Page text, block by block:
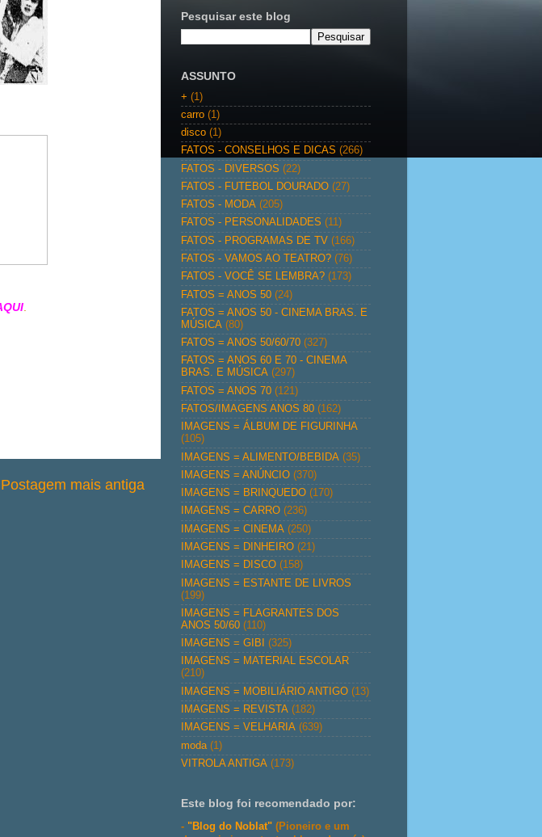
.
Postagem mais antiga
Pesquisar este blog
ASSUNTO
+ (1)
carro (1)
disco (1)
FATOS - CONSELHOS E DICAS (266)
FATOS - DIVERSOS (22)
FATOS - FUTEBOL DOURADO (27)
FATOS - MODA (205)
FATOS - PERSONALIDADES (11)
FATOS - PROGRAMAS DE TV (166)
FATOS - VAMOS AO TEATRO? (76)
FATOS - VOCÊ SE LEMBRA? (173)
FATOS = ANOS 50 (24)
FATOS = ANOS 50 - CINEMA BRAS. E
MÚSICA (80)
FATOS = ANOS 50/60/70 (327)
FATOS = ANOS 60 E 70 - CINEMA
BRAS. E MÚSICA (297)
FATOS = ANOS 70 (121)
FATOS/IMAGENS ANOS 80 (162)
IMAGENS = ÁLBUM DE FIGURINHA
(105)
IMAGENS = ALIMENTO/BEBIDA (35)
IMAGENS = ANÚNCIO (370)
IMAGENS = BRINQUEDO (170)
IMAGENS = CARRO (236)
IMAGENS = CINEMA (250)
IMAGENS = DINHEIRO (21)
IMAGENS = DISCO (158)
IMAGENS = ESTANTE DE LIVROS
(199)
IMAGENS = FLAGRANTES DOS
ANOS 50/60 (110)
IMAGENS = GIBI
(325)
IMAGENS = MATERIAL ESCOLAR
(210)
IMAGENS = MOBILIÁRIO ANTIGO (13)
IMAGENS = REVISTA (182)
IMAGENS = VELHARIA (639)
moda (1)
VITROLA ANTIGA (173)
Este blog foi recomendado por:
- "Blog do Noblat" (Pioneiro e um